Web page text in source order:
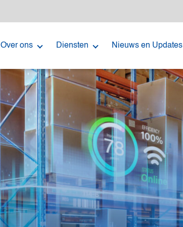
Over ons Diensten Nieuws en Updates